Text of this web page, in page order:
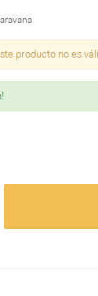
producto no es